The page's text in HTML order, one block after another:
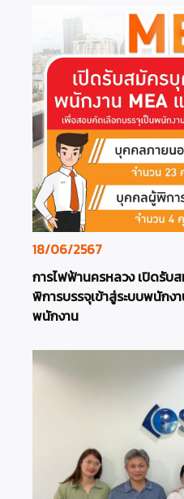
18/06/2567
การไฟฟ้านครหลวง เปิดรับ
พิการบรรจุเข้าสู่ระบบพนักง
พนักงาน